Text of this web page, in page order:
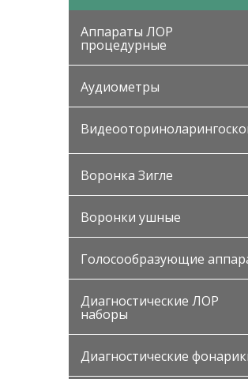
Аппараты ЛОР
процедурные
Аудиометры
Воронка Зигле
Воронки ушные
Голосообразующие
Диагностические ЛОР
наборы
Диагностические